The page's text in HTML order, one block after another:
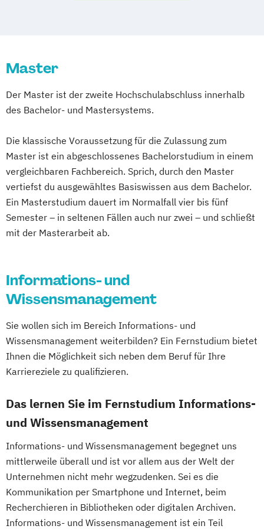
International Business Administration
Kindheits- und Jugendpädagogik
Logistikmanagement Managing Diversity
Marketing und Sales Management
Nachhaltigkeitsmanagement
Personalmanagement und Corporate
Pflege
Pflegemanagement
Psychologie
Psychologie (Abendstudium)
Psychologie mit Schwerpunkt Arbeits-
Organisations- und Wirtschaftspsychologie
Psychologie mit Schwerpunkt
Gesundheitspsychologie
Psychologie mit Schwerpunkt Klinische
Psychologie mit Schwerpunkt
Psycholoische Diagnostik und Evaluation
Psychologie mit Schwerpunkt
Pädagogische Psychologie
Sales und Management Soziale Arbeit
Sozialmanagement
Strategy & Leadership Taxation
Accounting Finance
Pharmaproduktion
Psychosoziale Beratung in Sozialer Arbeit
Sicherheitsmanagement Soziale Arbeit
Technische Redaktion und
Informationsdesign
Tourismusmanagement
Wirtschaftsinformatik
Wirtschaftsinformatik - Schwerpunkt E-
Business
Wirtschaftsrecht mit internationalen
Aspekten
Elektrotechnik (Akademiestudium)
Literatur
Fachanwaltsausbildung Strafrecht
Geschichte Europas - Epochen
Umbrüche
Verflechtungen
Governance
Hagener Zertifikatsstudium Management
IT-Betriebswirt/in Informatik
Intensivkurs BWL Kulturwissenschaften
Lawyer and Legal Practice
Mathematik Mediation
Medizinische Ethik
Kontext
Politikwissenschaft
Verwaltungswissenschaft
Projektmanagement
Psychologie
Soziologie - Zugänge zur
Gegenwartsgesellschaft
Sportrecht
Steuer- und Rechtsbetriebswirt/in
Steuerstrafrecht Umweltmanager(in)
Master
Der Master ist der zweite Hochschulabschluss innerhalb
des Bachelor- und Mastersystems.
Die klassische Voraussetzung für die Zulassung zum
Master ist ein abgeschlossenes Bachelorstudium in einem
vergleichbaren Fachbereich. Sprich, durch den Master
vertiefst du ausgewähltes Basiswissen aus dem Bachelor.
Ein Masterstudium dauert im Normalfall vier bis fünf
Semester – in seltenen Fällen auch nur zwei – und schließt
mit der Masterarbeit ab.
Informations- und
Wissensmanagement
Sie wollen sich im Bereich Informations- und
Wissensmanagement weiterbilden? Ein Fernstudium bietet
Ihnen die Möglichkeit sich neben dem Beruf für Ihre
Karriereziele zu qualifizieren.
Das lernen Sie im Fernstudium Informations-
und Wissensmanagement
Informations- und Wissensmanagement begegnet uns
mittlerweile überall und ist vor allem aus der Welt der
Unternehmen nicht mehr wegzudenken. Sei es die
Kommunikation per Smartphone und Internet, beim
Recherchieren in Bibliotheken oder digitalen Archiven.
Informations- und Wissensmanagement ist ein Teil